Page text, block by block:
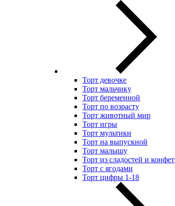
Торт девочке
Торт мальчику
Торт беременной
Торт по возрасту
Торт животный мир
Торт игры
Торт мультики
Торт на выпускной
Торт малышу
Торт из сладостей и конфет
Торт с ягодами
Торт цифры 1-18